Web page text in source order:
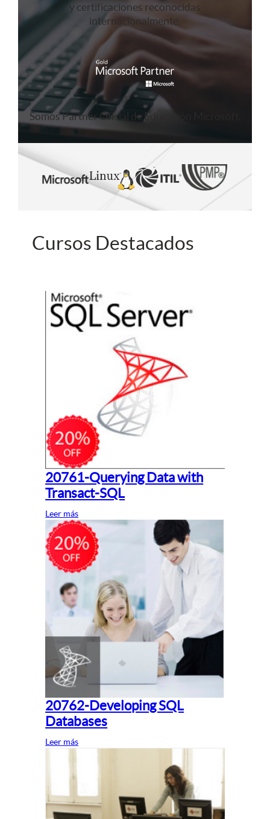
y certificaciones reconocidas
internacionalmente.
Somos Partner Oficial de Educación Microsoft.
Cursos Destacados
20761-Querying Data with
Transact-SQL
Leer más
20762-Developing SQL
Databases
Leer más